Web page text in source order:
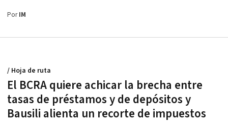
PorIM
El BCRA quiere achicar la brecha entre
tasas de préstamos y de depósitos y
Bausili alienta un recorte de impuestos
/ Hoja de ruta